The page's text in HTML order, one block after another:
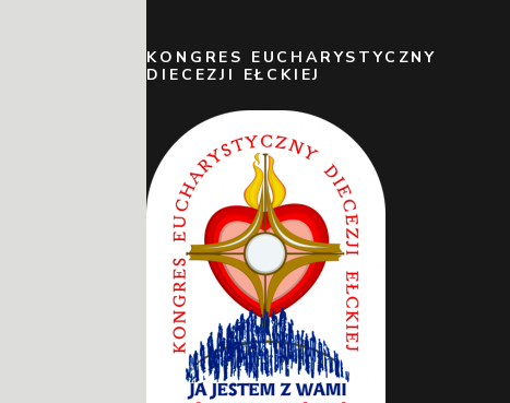
KONGRES EUCHARYSTYCZNY
DIECEZJI EŁCKIEJ